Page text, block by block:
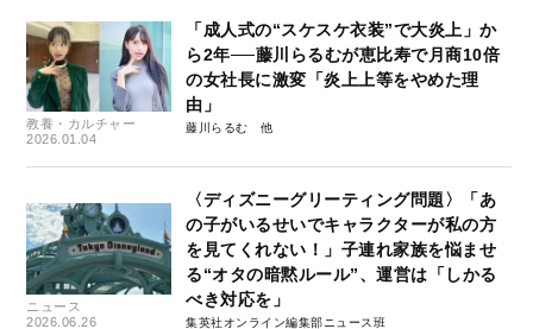
教養・カルチャー
2026.01.04
「成人式の“スケスケ衣装”で大炎上」か
ら2年──藤川らるむが恵比寿で月商10倍
の女社長に激変「炎上上等をやめた理
由」
藤川らるむ
ニュース
2026.06.26
〈ディズニーグリーティング問題〉「あ
の子がいるせいでキャラクターが私の方
を見てくれない！」子連れ家族を悩ませ
る“オタの暗黙ルール”、運営は「しかる
べき対応を」
集英社オンライン編集部ニュース班